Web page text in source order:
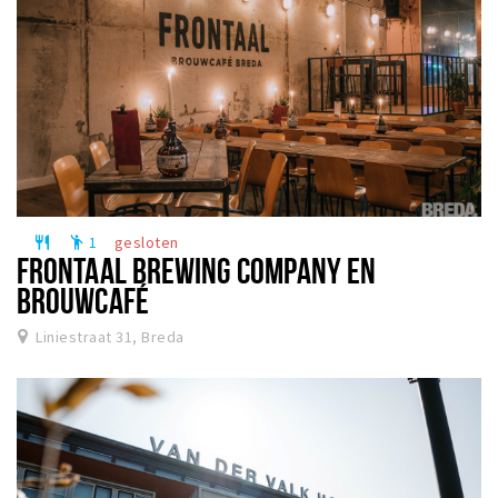
restaurant emoji_people 1 gesloten
FRONTAAL BREWING COMPANY EN
BROUWCAFÉ
Liniestraat 31, Breda